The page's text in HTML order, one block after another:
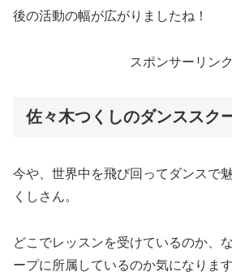
後の活動の幅が広がりましたね！
スポンサーリンク
佐々木つくしのダンススク
今や、世界中を飛び回ってダンスで
くしさん。
どこでレッスンを受けているのか、
ープに所属しているのか気になります